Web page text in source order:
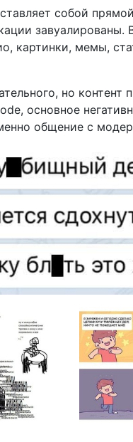
собой
картинки, мемы,
но контент
основное
общение с